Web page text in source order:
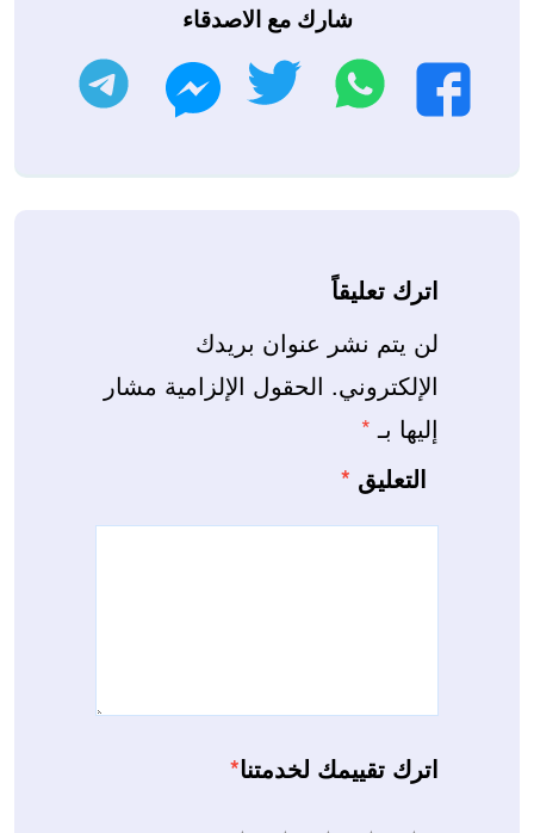
شارك مع الاصدقاء
فيسبوك
واتساب تويتر ماسنجر
اترك تعليقاً
لن يتم نشر عنوان بريدك
الإلكتروني. الحقول الإلزامية مشار
إليها بـ *
التعليق *
اترك تقييمك لخدمتنا*